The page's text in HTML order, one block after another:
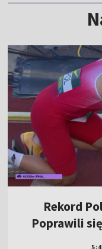
Rekord
Poprawili